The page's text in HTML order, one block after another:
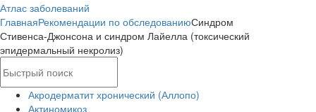
Атлас заболеваний
ГлавнаяРекомендации по обследованиюСиндром
Стивенса-Джонсона и синдром Лайелла (токсический
эпидермальный некролиз)
Акродерматит хронический (Аллопо)
Актиномикоз